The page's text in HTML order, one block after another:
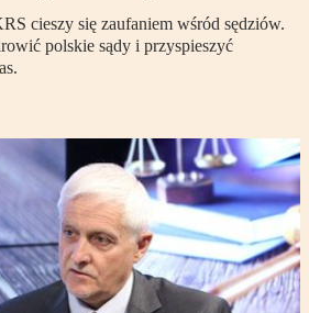
cieszy się zaufaniem wśród sędziów.
polskie sądy i przyspieszyć